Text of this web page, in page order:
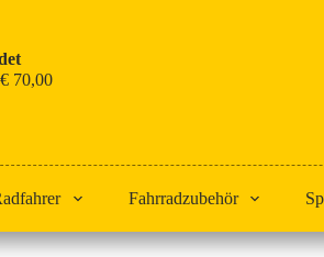
70,00
Fahrradzubehör